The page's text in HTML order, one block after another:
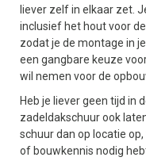
liever zelf in elkaar zet.
inclusief het hout voor
zodat je de montage in
een gangbare keuze
wil nemen voor de
Heb je liever geen tijd in
zadeldakschuur ook
schuur dan op locatie
of bouwkennis nodig